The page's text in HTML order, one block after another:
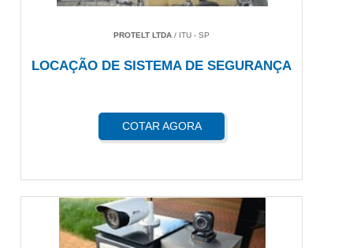
PROTELT LTDA / ITU - SP
LOCAÇÃO DE SISTEMA DE SEGURANÇA
COTAR AGORA